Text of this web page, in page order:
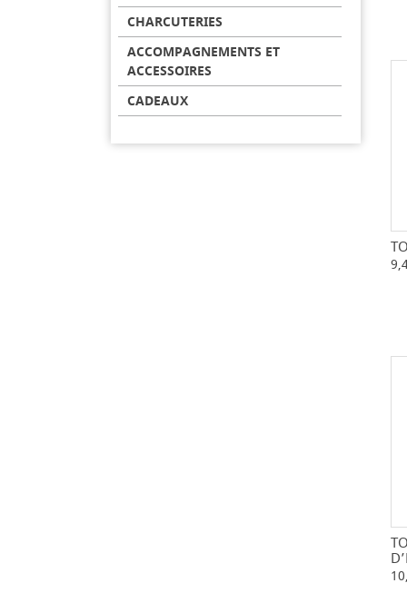
CHARCUTERIES
ACCOMPAGNEMENTS ET
ACCESSOIRES
CADEAUX